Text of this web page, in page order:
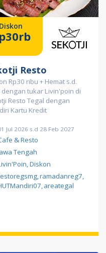
Diskon
Resto
Rp30 ribu + Hemat s.d.
dengan tukar Livin'poin di
Resto Tegal dengan
Kartu Kredit
Jul 2026 s.d 28 Feb 2027
& Resto
Tengah
Diskon
,ramadanreg7,
,areategal